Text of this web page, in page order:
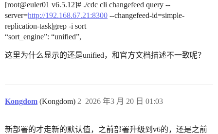
[root@euler01 v6.5.12]# ./cdc cli changefeed query --
server=http://192.168.67.21:8300 --changefeed-id=simple-
replication-task|grep -i sort
“sort_engine”: “unified”,
这里为什么显示的还是unified，和官方文档描述不一致呢？
Kongdom (Kongdom) 2026 年3 月 20 日 01:03
2
新部署的才走新的默认值，之前部署升级到v6的，还是之前